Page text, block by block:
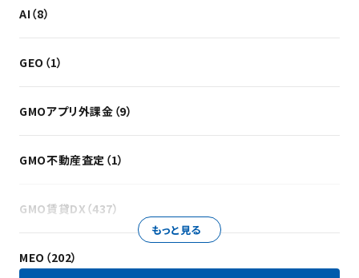
AI（8）
GEO（1）
GMOアプリ外課金（9）
GMO不動産査定（1）
GMO賃貸DX（437）
MEO（202）
もっと見る